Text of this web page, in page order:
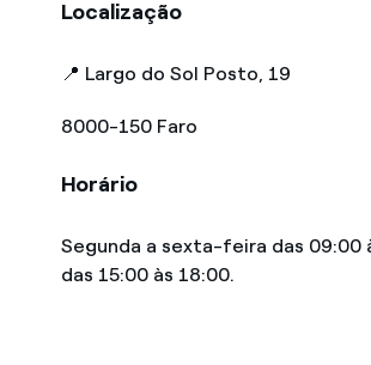
Localização
📍 Largo do Sol Posto, 19
8000-150 Faro
Horário
Segunda a sexta-feira das 09:00
das 15:00 às 18:00.